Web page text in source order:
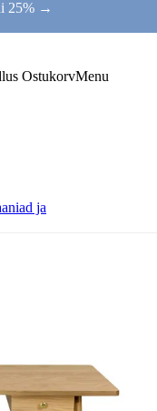
25% →
OstukorvMenu
ja